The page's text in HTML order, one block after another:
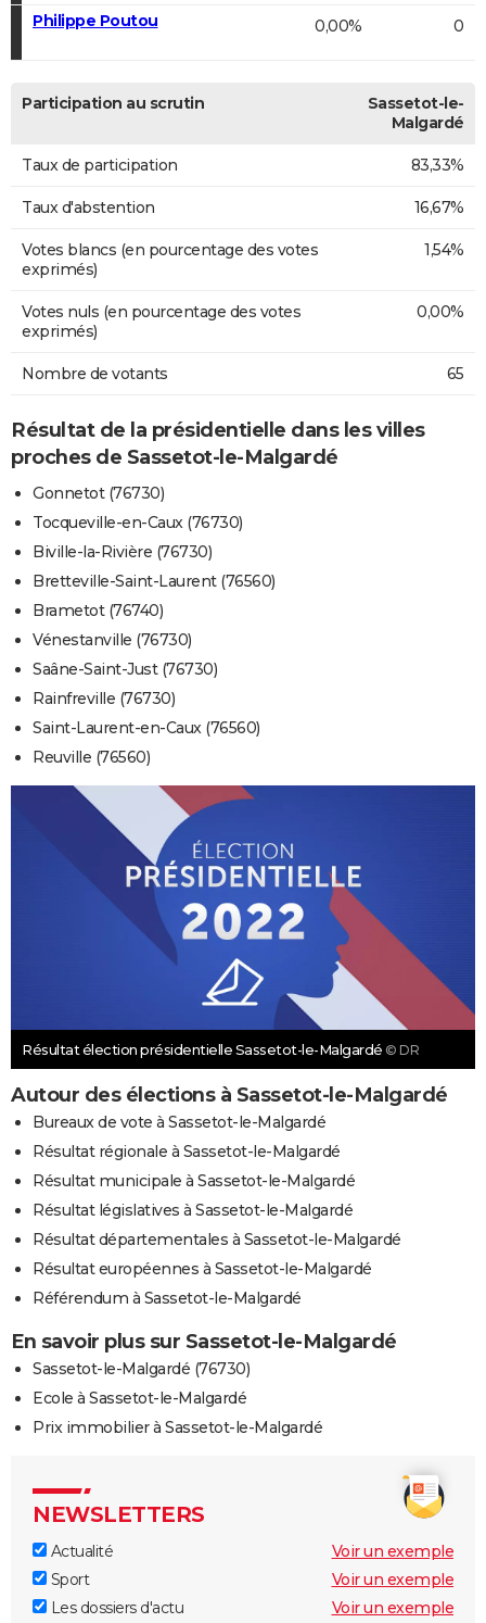
Philippe Poutou 0,00% 0
Participation au scrutin
Sassetot-le-
Malgardé
Taux de participation 83,33%
Taux d'abstention 16,67%
Votes blancs (en pourcentage des votes
exprimés)
1,54%
Votes nuls (en pourcentage des votes
exprimés)
0,00%
Nombre de votants 65
Résultat de la présidentielle dans les villes
proches de Sassetot-le-Malgardé
Gonnetot (76730)
Tocqueville-en-Caux (76730)
Biville-la-Rivière (76730)
Bretteville-Saint-Laurent (76560)
Brametot (76740)
Vénestanville (76730)
Saâne-Saint-Just (76730)
Rainfreville (76730)
Saint-Laurent-en-Caux (76560)
Reuville (76560)
Résultat élection présidentielle Sassetot-le-Malgardé © DR
Autour des élections à Sassetot-le-Malgardé
Bureaux de vote à Sassetot-le-Malgardé
Résultat régionale à Sassetot-le-Malgardé
Résultat municipale à Sassetot-le-Malgardé
Résultat législatives à Sassetot-le-Malgardé
Résultat départementales à Sassetot-le-Malgardé
Résultat européennes à Sassetot-le-Malgardé
Référendum à Sassetot-le-Malgardé
En savoir plus sur Sassetot-le-Malgardé
Sassetot-le-Malgardé (76730)
Ecole à Sassetot-le-Malgardé
Prix immobilier à Sassetot-le-Malgardé
NEWSLETTERS
Actualité
Voir un exemple
Sport
Voir un exemple
Les dossiers d'actu
Voir un exemple